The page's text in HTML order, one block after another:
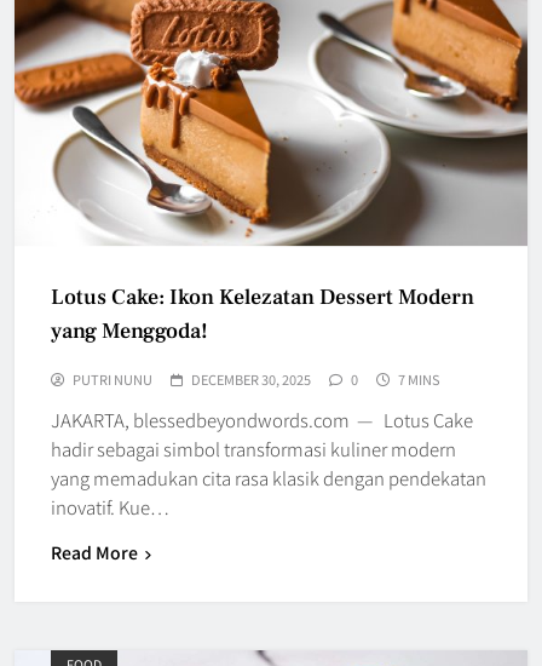
Lotus Cake: Ikon Kelezatan Dessert Modern
yang Menggoda!
PUTRI NUNU DECEMBER 30, 2025 0 7 MINS
JAKARTA, blessedbeyondwords.com — Lotus Cake
hadir sebagai simbol transformasi kuliner modern
yang memadukan cita rasa klasik dengan pendekatan
inovatif. Kue…
Read More